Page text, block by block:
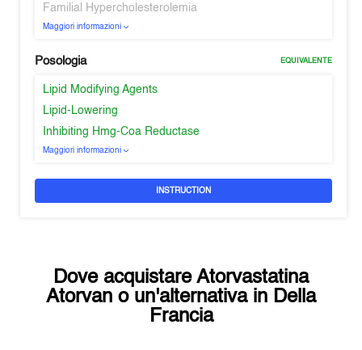
Familial Hypercholesterolemia
Maggiori informazioni
Posologia EQUIVALENTE
Lipid Modifying Agents
Lipid-Lowering
Inhibiting Hmg-Coa Reductase
Maggiori informazioni
INSTRUCTION
Dove acquistare Atorvastatina
Atorvan o un'alternativa in Della
Francia